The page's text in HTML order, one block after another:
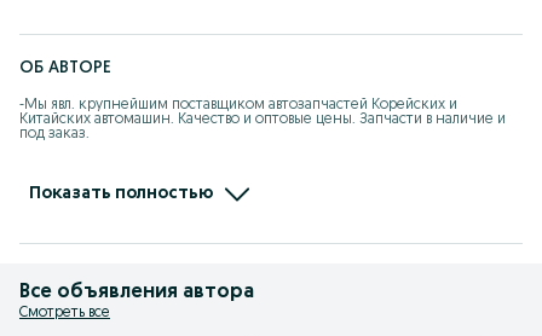
ОБ АВТОРЕ
-Мы явл. крупнейшим поставщиком автозапчастей Корейских и
Китайских автомашин. Качество и оптовые цены. Запчасти в наличие и
под заказ.
- Действует покупка в рассрочку.
Показать полностью
Все объявления автора
Смотреть все